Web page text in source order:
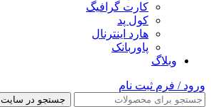
کارت گرافیگ
کول پد
هارد اینترنال
پاوربانک
وبلاگ
ورود / فرم ثبت نام
جستجو در سایت